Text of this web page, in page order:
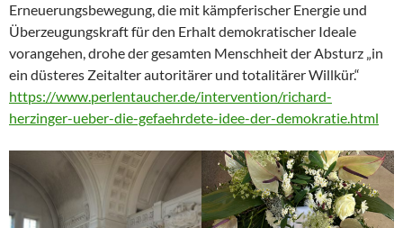
Erneuerungsbewegung, die mit kämpferischer Energie und
Überzeugungskraft für den Erhalt demokratischer Ideale
vorangehen, drohe der gesamten Menschheit der Absturz „in
ein düsteres Zeitalter autoritärer und totalitärer Willkür.“
https://www.perlentaucher.de/intervention/richard-
herzinger-ueber-die-gefaehrdete-idee-der-demokratie.html